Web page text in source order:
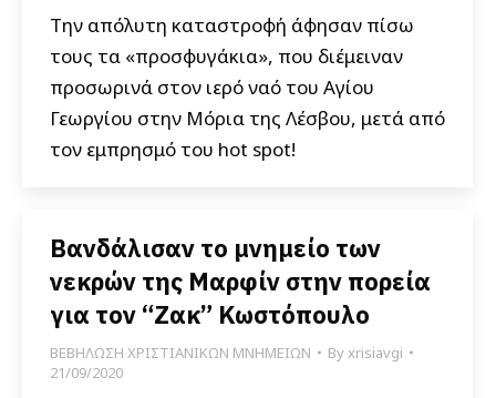
Την απόλυτη καταστροφή άφησαν πίσω
τους τα «προσφυγάκια», που διέμειναν
προσωρινά στον ιερό ναό του Αγίου
Γεωργίου στην Μόρια της Λέσβου, μετά από
τον εμπρησμό του hot spot!
Βανδάλισαν το μνημείο των
νεκρών της Μαρφίν στην πορεία
για τον “Ζακ” Κωστόπουλο
ΒΕΒΗΛΩΣΗ ΧΡΙΣΤΙΑΝΙΚΩΝ ΜΝΗΜΕΙΩΝ Byxrisiavgi
21/09/2020